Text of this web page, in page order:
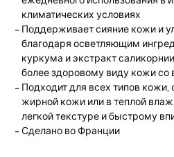
климатических условиях
Поддерживает сияние кожи и
благодаря осветляющим
куркума и экстракт
более здоровому виду кожи со
Подходит для всех типов кожи,
жирной кожи или в теплой
легкой текстуре и быстрому
Сделано во Франции